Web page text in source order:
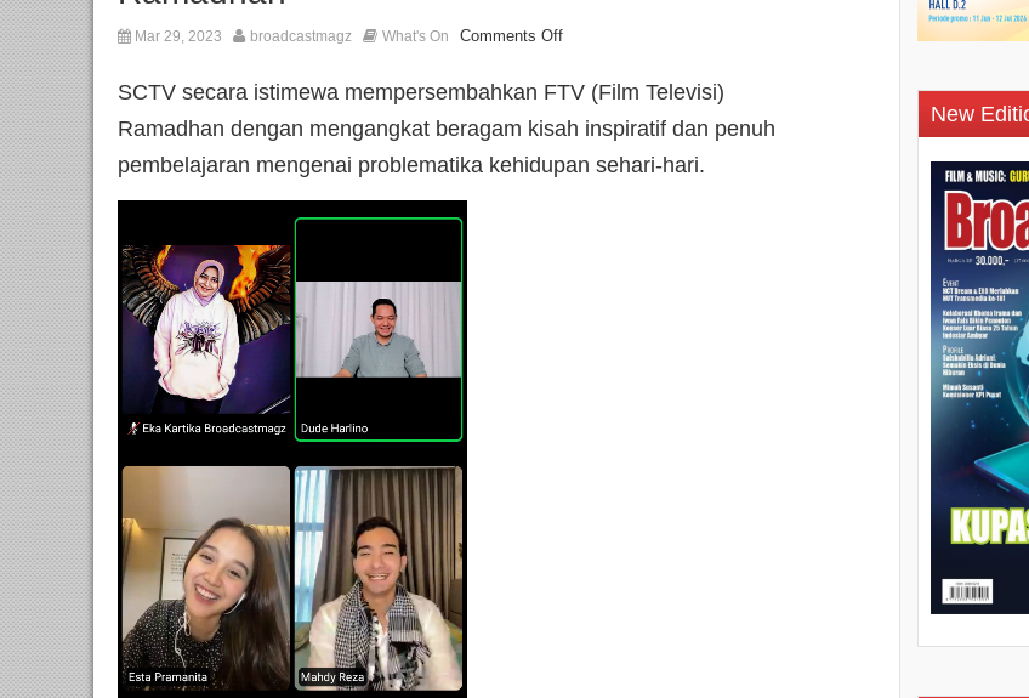
Mar 29, 2023 broadcastmagz What's On Comments Off
SCTV secara istimewa mempersembahkan FTV (Film Televisi)
Ramadhan dengan mengangkat beragam kisah inspiratif dan penuh
pembelajaran mengenai problematika kehidupan sehari-hari.
New